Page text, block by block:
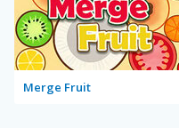
Merge Fruit